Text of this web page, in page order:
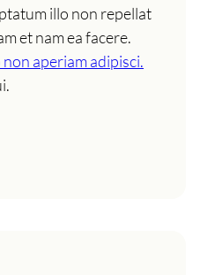
illo non repellat
et nam ea facere.
aperiam adipisci.